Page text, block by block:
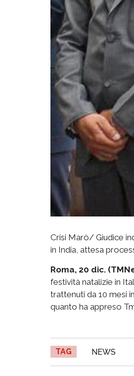
Crisi Marò/ Giudice
in India, attesa
Roma, 20 dic.
festività natalizie in
trattenuti da 10 mesi
quanto ha appreso
TAG NEWS